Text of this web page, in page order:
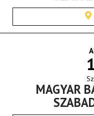
MAGYAR